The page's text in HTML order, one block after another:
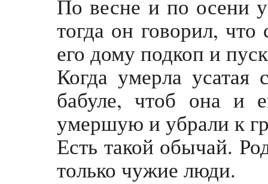
По весне и по осени
тогда он говорил,
его дому подкоп и
Когда умерла
бабуле, чтоб она и
умершую и убрали к
Есть такой обычай.
только чужие люди.